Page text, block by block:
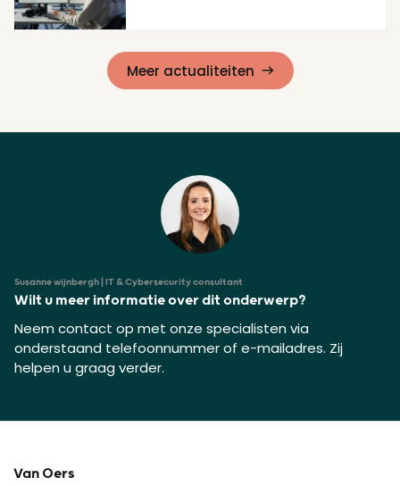
Meer actualiteiten
Susanne wijnbergh | IT & Cybersecurity consultant
Wilt u meer informatie over dit onderwerp?
Neem contact op met onze specialisten via
onderstaand telefoonnummer of e-mailadres. Zij
helpen u graag verder.
Van Oers